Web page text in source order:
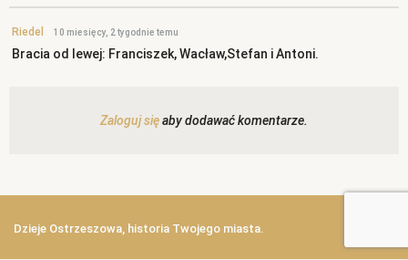
Riedel 10 miesięcy, 2 tygodnie temu
Bracia od lewej: Franciszek, Wacław,Stefan i Antoni.
Zaloguj sięaby dodawać komentarze.
Dzieje Ostrzeszowa, historia Twojego miasta.